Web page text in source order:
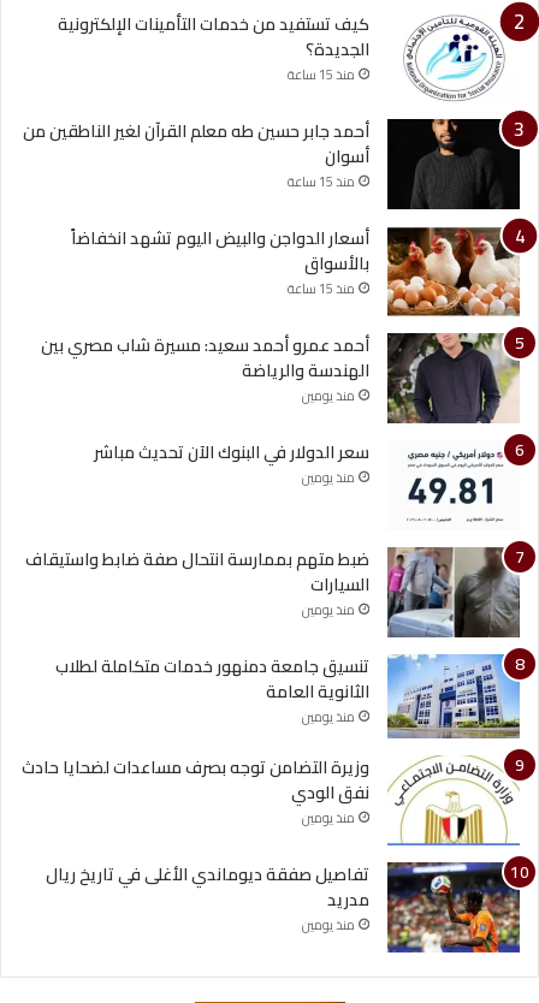
كيف تستفيد من خدمات التأمينات الإلكترونية
الجديدة؟
منذ 15 ساعة
أحمد جابر حسين طه معلم القرآن لغير الناطقين من
أسوان
منذ 15 ساعة
أسعار الدواجن والبيض اليوم تشهد انخفاضاً
بالأسواق
منذ 15 ساعة
أحمد عمرو أحمد سعيد: مسيرة شاب مصري بين
الهندسة والرياضة
منذ يومين
سعر الدولار في البنوك الآن تحديث مباشر
منذ يومين
ضبط متهم بممارسة انتحال صفة ضابط واستيقاف
السيارات
منذ يومين
تنسيق جامعة دمنهور خدمات متكاملة لطلاب
الثانوية العامة
منذ يومين
وزيرة التضامن توجه بصرف مساعدات لضحايا حادث
نفق الودي
منذ يومين
تفاصيل صفقة ديوماندي الأغلى في تاريخ ريال
مدريد
منذ يومين